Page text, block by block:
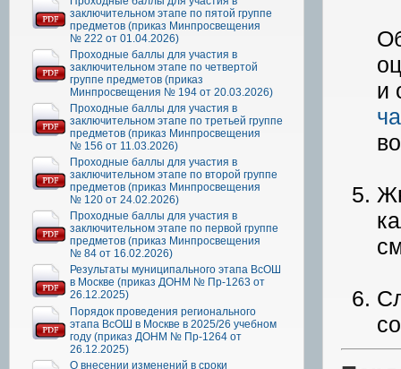
заключительном этапе по пятой группе
предметов (приказ Минпросвещения
№ 222 от 01.04.2026)
Проходные баллы для участия в
заключительном этапе по четвертой
группе предметов (приказ
Минпросвещения № 194 от 20.03.2026)
Проходные баллы для участия в
заключительном этапе по третьей группе
предметов (приказ Минпросвещения
№ 156 от 11.03.2026)
Проходные баллы для участия в
заключительном этапе по второй группе
предметов (приказ Минпросвещения
№ 120 от 24.02.2026)
Проходные баллы для участия в
заключительном этапе по первой группе
предметов (приказ Минпросвещения
№ 84 от 16.02.2026)
Результаты муниципального этапа ВсОШ
в Москве (приказ ДОНМ № Пр-1263 от
26.12.2025)
Порядок проведения регионального
этапа ВсОШ в Москве в 2025/26 учебном
году (приказ ДОНМ № Пр-1264 от
26.12.2025)
О внесении изменений в сроки
и